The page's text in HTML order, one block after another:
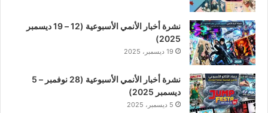
نشرة أخبار الأنمي الأسبوعية (12 – 19 ديسمبر
2025)
19 ديسمبر، 2025
نشرة أخبار الأنمي الأسبوعية (28 نوفمبر – 5
ديسمبر 2025)
5 ديسمبر، 2025